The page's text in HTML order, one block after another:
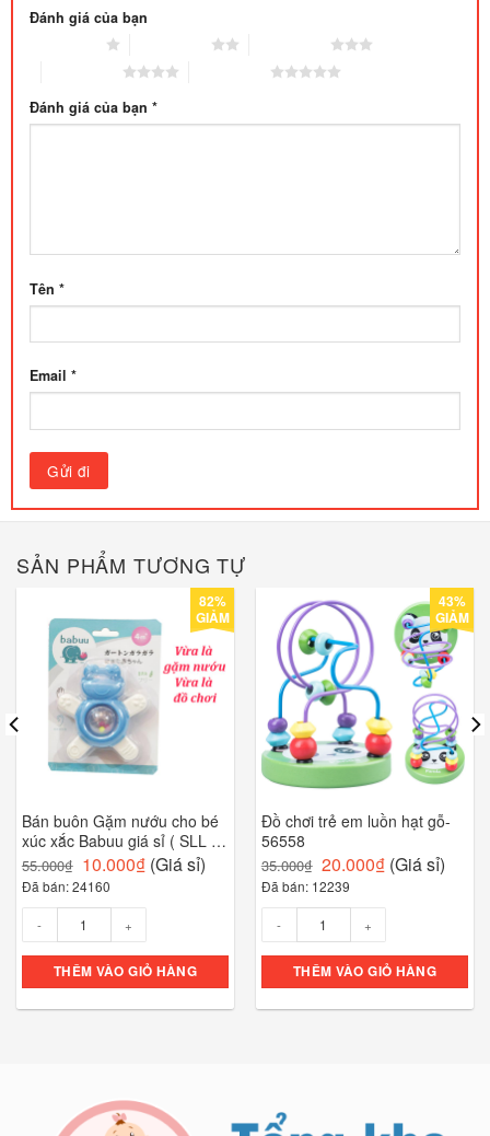
Đánh giá của bạn
Đánh giá của bạn *
Tên *
Email *
SẢN PHẨM TƯƠNG TỰ
82%
GIẢM
Bán buôn Gặm nướu cho bé
xúc xắc Babuu giá sỉ ( SLL ib
zalo)-00653
55.000₫ 10.000₫ (Giá sỉ)
Đã bán: 24160
THÊM VÀO GIỎ HÀNG
43%
GIẢM
Đồ chơi trẻ em luồn hạt gỗ-
56558
35.000₫ 20.000₫ (Giá sỉ)
Đã bán: 12239
THÊM VÀO GIỎ HÀNG